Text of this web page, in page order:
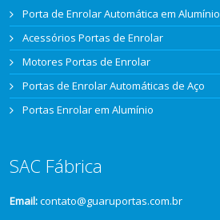
Porta de Enrolar Automática em Alumínio
Acessórios Portas de Enrolar
Motores Portas de Enrolar
Portas de Enrolar Automáticas de Aço
Portas Enrolar em Alumínio
SAC Fábrica
Email:contato@guaruportas.com.br